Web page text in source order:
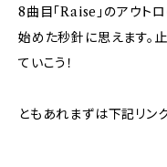
8曲目「Raise」のアウト
始めた秒針に思えます。
ていこう！
ともあれまずは下記リン